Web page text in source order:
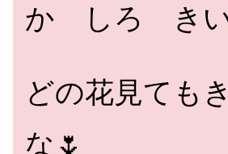
か しろ き
どの花見ても
な🌷